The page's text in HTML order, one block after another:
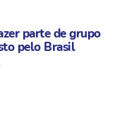
parte de grupo
pelo Brasil